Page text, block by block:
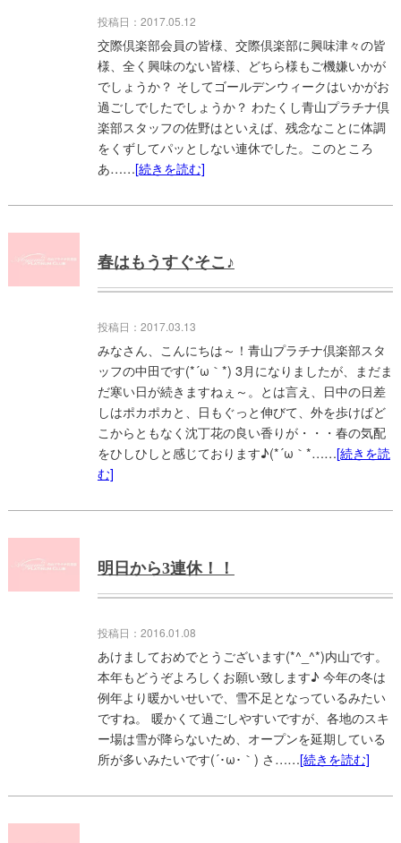
投稿日：2017.05.12
交際倶楽部会員の皆様、交際倶楽部に興味津々の皆
様、全く興味のない皆様、どちら様もご機嫌いかが
でしょうか？ そしてゴールデンウィークはいかがお
過ごしでしたでしょうか？ わたくし青山プラチナ倶
楽部スタッフの佐野はといえば、残念なことに体調
をくずしてパッとしない連休でした。このところ
あ……[続きを読む]
春はもうすぐそこ♪
投稿日：2017.03.13
みなさん、こんにちは～！青山プラチナ倶楽部スタ
ッフの中田です(*´ω｀*) 3月になりましたが、まだま
だ寒い日が続きますねぇ～。とは言え、日中の日差
しはポカポカと、日もぐっと伸びて、外を歩けばど
こからともなく沈丁花の良い香りが・・・春の気配
をひしひしと感じております♪(*´ω｀*……[続きを読
む]
明日から3連休！！
投稿日：2016.01.08
あけましておめでとうございます(*^_^*)内山です。
本年もどうぞよろしくお願い致します♪ 今年の冬は
例年より暖かいせいで、雪不足となっているみたい
ですね。 暖かくて過ごしやすいですが、各地のスキ
ー場は雪が降らないため、オープンを延期している
所が多いみたいです(´･ω･｀) さ……[続きを読む]